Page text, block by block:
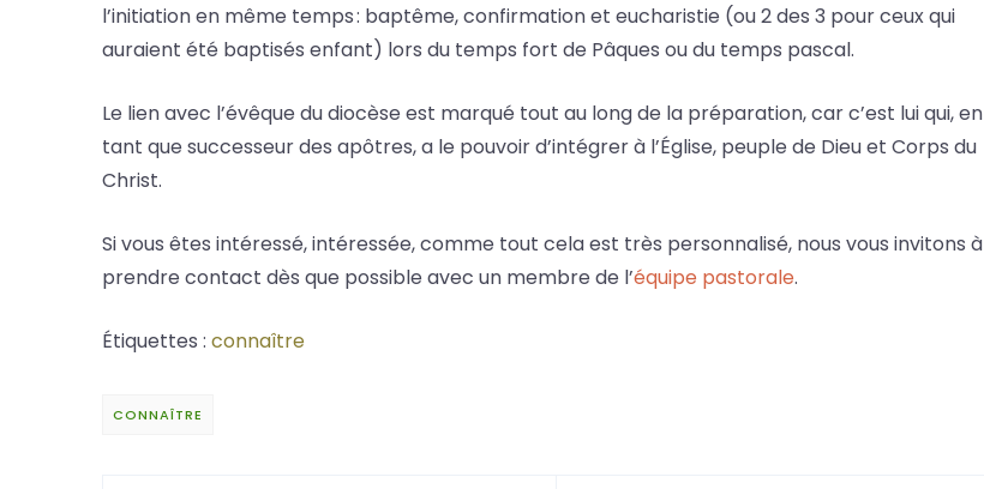
l’initiation en même temps : baptême, confirmation et eucharistie (ou 2 des 3 pour ceux qui
auraient été baptisés enfant) lors du temps fort de Pâques ou du temps pascal.
Le lien avec l’évêque du diocèse est marqué tout au long de la préparation, car c’est lui qui, en
tant que successeur des apôtres, a le pouvoir d’intégrer à l’Église, peuple de Dieu et Corps du
Christ.
Si vous êtes intéressé, intéressée, comme tout cela est très personnalisé, nous vous invitons à
prendre contact dès que possible avec un membre de l’équipe pastorale.
Étiquettes : connaître
CONNAÎTRE